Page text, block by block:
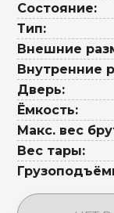
Состояние:
Тип:
Внешние
Внутренние
Дверь:
Ёмкость:
Макс. вес
Вес тары: